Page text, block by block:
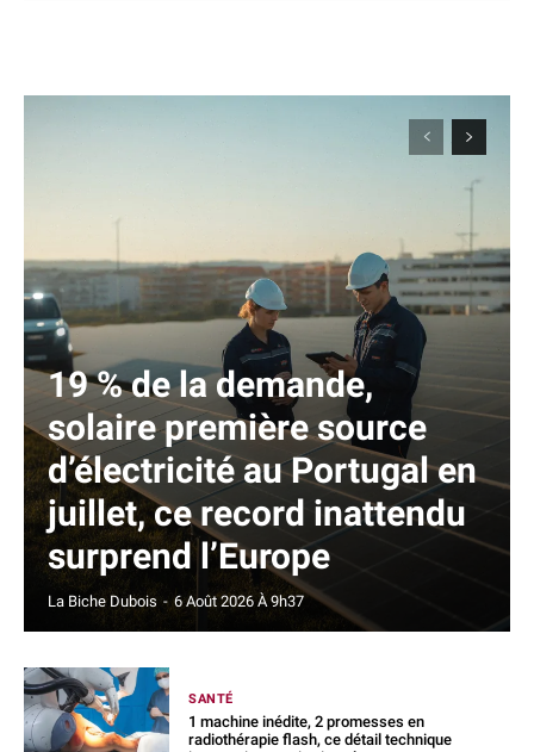
19 % de la demande,
solaire première source
d’électricité au Portugal en
juillet, ce record inattendu
surprend l’Europe
La Biche Dubois - 6 Août 2026 À 9h37
SANTÉ
1 machine inédite, 2 promesses en
radiothérapie flash, ce détail technique